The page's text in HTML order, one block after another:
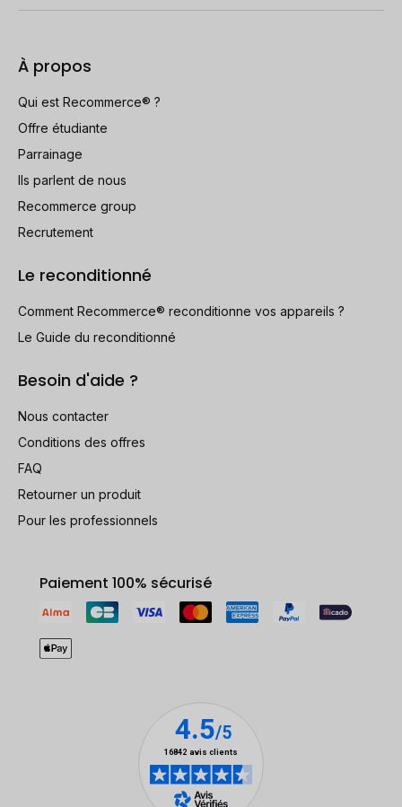
À propos
Qui est Recommerce® ?
Offre étudiante
Parrainage
Ils parlent de nous
Recommerce group
Recrutement
Le reconditionné
Comment Recommerce® reconditionne vos appareils ?
Le Guide du reconditionné
Besoin d'aide ?
Nous contacter
Conditions des offres
FAQ
Retourner un produit
Pour les professionnels
Paiement 100% sécurisé